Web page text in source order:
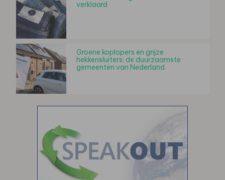
verklaard
Groene koplopers en grijze
hekkensluiters: de duurzaamste
gemeenten van Nederland